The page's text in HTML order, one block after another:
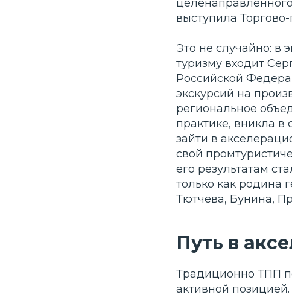
выступила
Это не случайно: в
туризму входит
Российской
экскурсий на
региональное
практике, вникла
зайти в
свой
его результатам
только как родина
Тютчева, Бунина,
Путь в
Традиционно ТПП
активной